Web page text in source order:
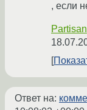
, если
Partisan
Ответ на: